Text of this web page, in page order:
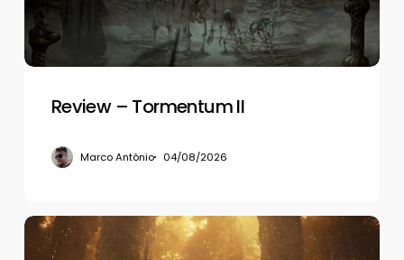
Review – Tormentum II
Marco Antônio 04/08/2026
Review
–